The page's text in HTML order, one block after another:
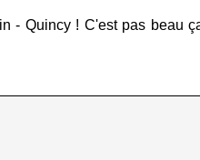
- Quincy ! C'est pas beau